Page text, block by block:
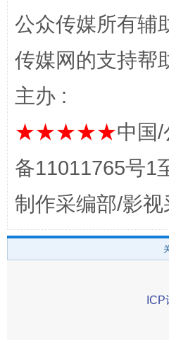
公众传媒所有辅
传媒网的支持帮
主办 :
★★★★★中国/
备11011765号1
制作采编部/影